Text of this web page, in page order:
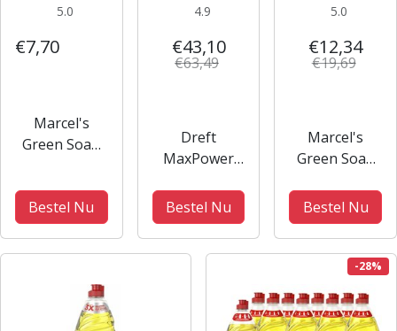
5.0
€7,70
Marcel's
Green Soap
Sinaasappel
& Jasmijn
Bestel Nu
4.9
€43,10
€63,49
Dreft
MaxPower
Afwasmiddel -
8 x 730 ml
Bestel Nu
5.0
€12,34
€19,69
Marcel's
Green Soap
Lavendel &
Rozemarijn -
6 x 500ml
Bestel Nu
-28%